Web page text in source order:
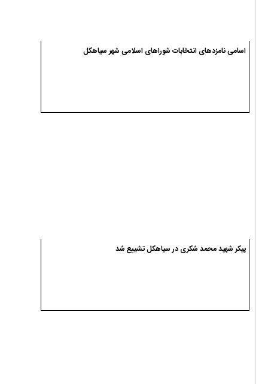
اسامی نامزدهای انتخابات شوراهای اسلامی شهر سیاهکل
پیکر شهید محمد شکری در سیاهکل تشییع شد